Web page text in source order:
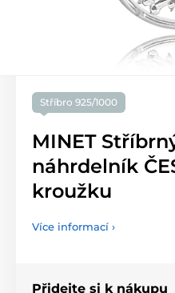
Stříbro 925/1000
MINET
náhrdelník
kroužku
Více informací ›
Přidejte si k nákupu